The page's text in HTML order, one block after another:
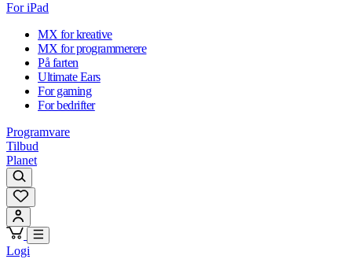
For iPad
MX for kreative
MX for programmerere
På farten
Ultimate Ears
For gaming
For bedrifter
Programvare
Tilbud
Planet
Logi